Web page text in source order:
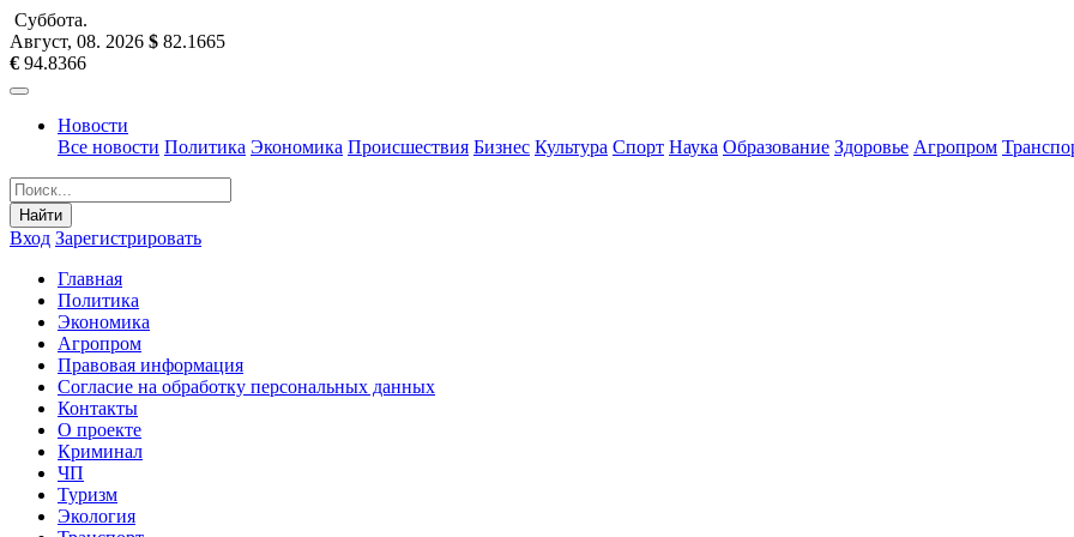
Суббота.
Август, 08. 2026 $ 82.1665
€ 94.8366
Новости
Все новости Политика Экономика Происшествия Бизнес Культура Спорт Наука Образование Здоровье Агропром
Найти
Вход Зарегистрировать
Главная
Политика
Экономика
Агропром
Правовая информация
Согласие на обработку персональных данных
Контакты
О проекте
Криминал
ЧП
Туризм
Экология